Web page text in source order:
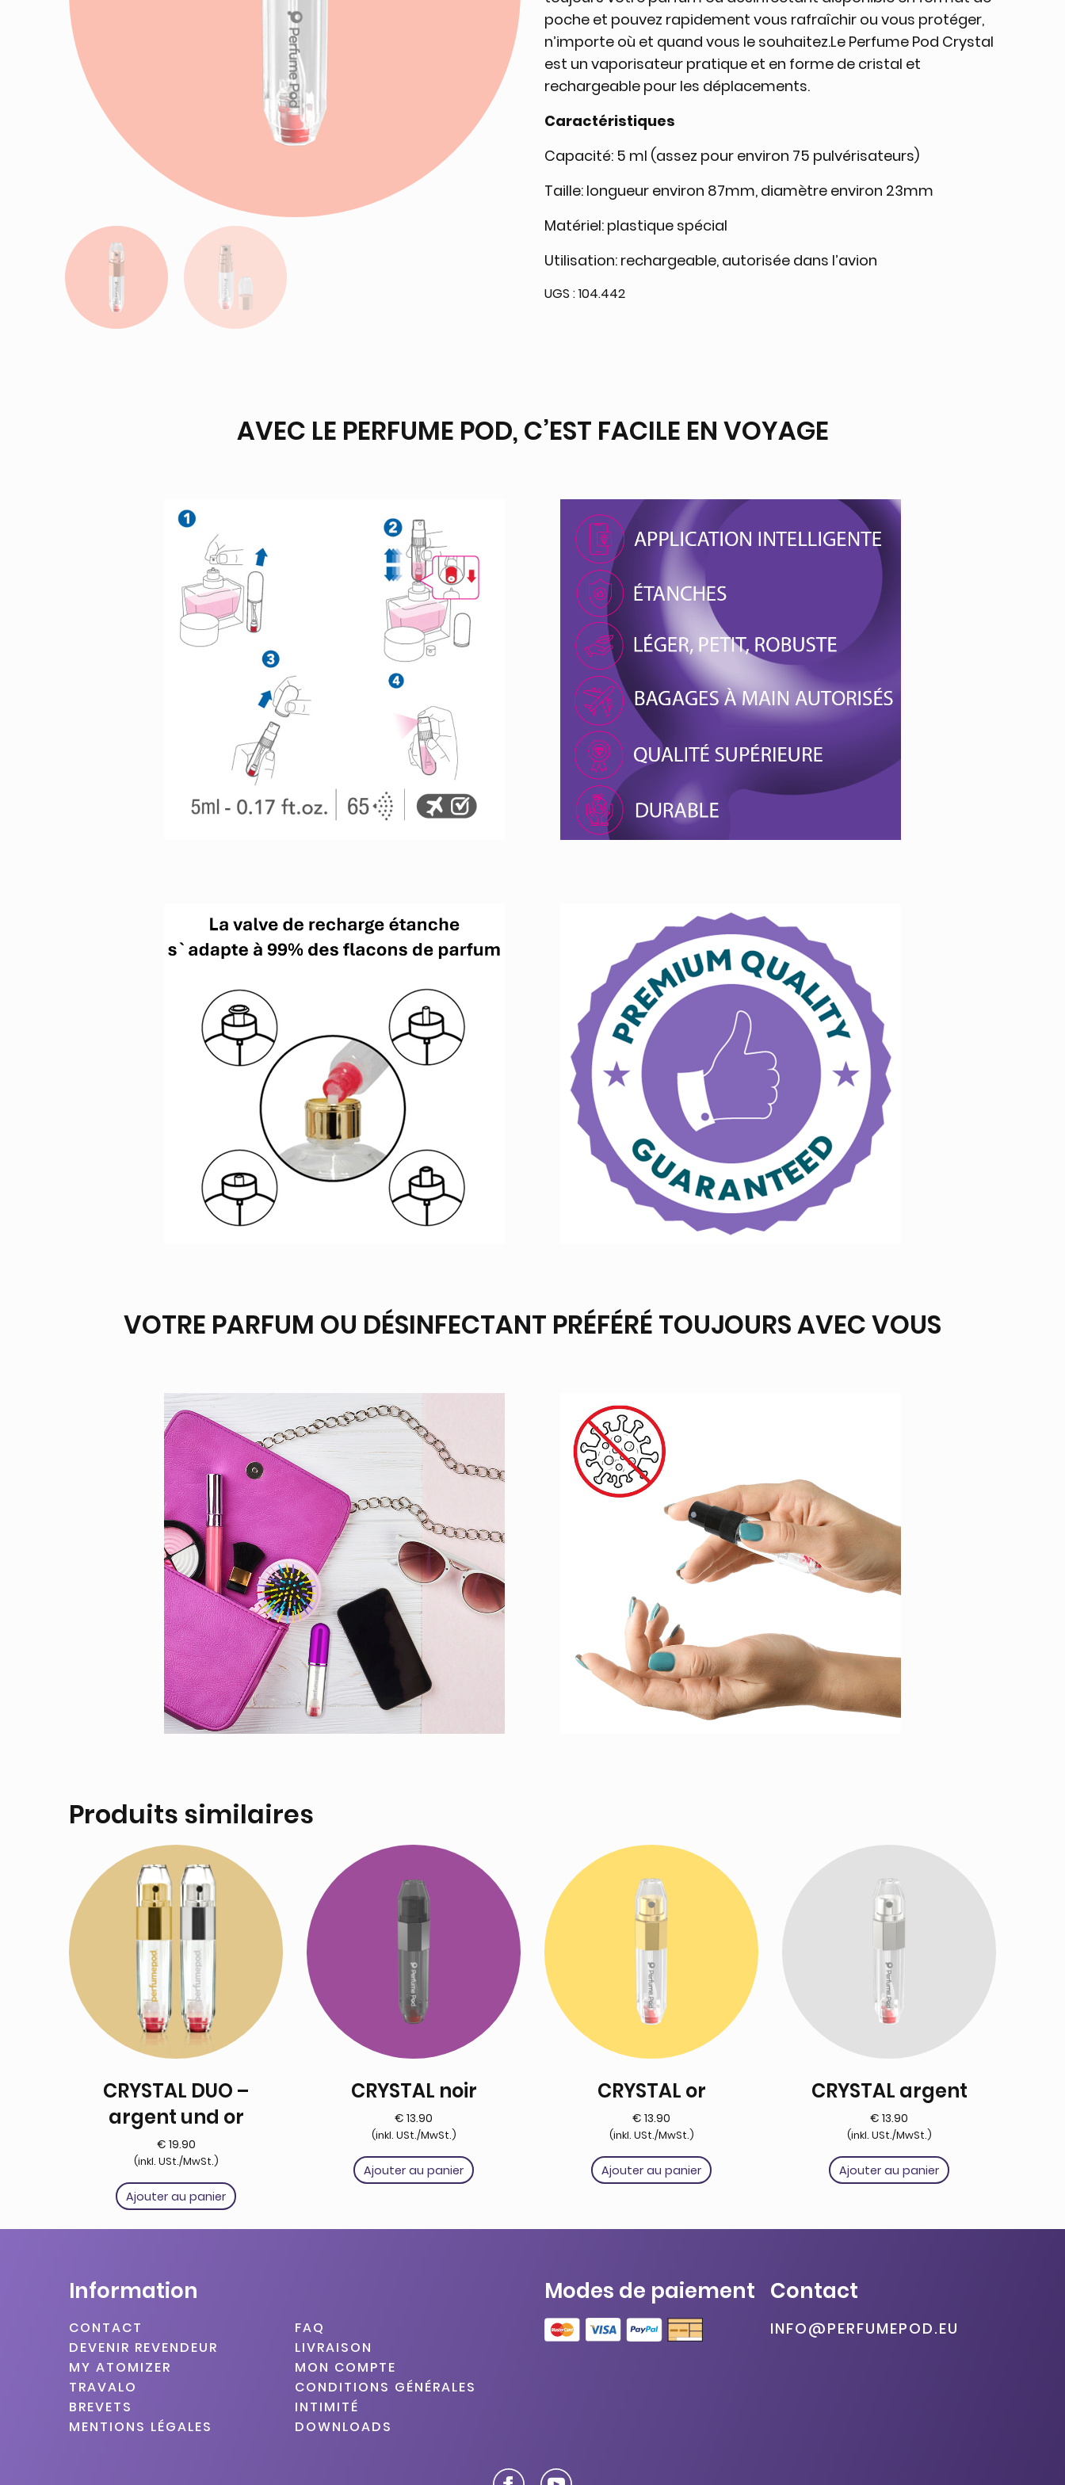
poche et pouvez rapidement vous rafraîchir ou vous protéger,
n’importe où et quand vous le souhaitez.Le Perfume Pod Crystal
est un vaporisateur pratique et en forme de cristal et
rechargeable pour les déplacements.
Caractéristiques
Capacité: 5 ml (assez pour environ 75 pulvérisateurs)
Taille: longueur environ 87mm, diamètre environ 23mm
Matériel: plastique spécial
Utilisation: rechargeable, autorisée dans l’avion
UGS :104.442
AVEC LE PERFUME POD, C’EST FACILE EN VOYAGE
VOTRE PARFUM OU DÉSINFECTANT PRÉFÉRÉ TOUJOURS AVEC VOUS
Produits similaires
CRYSTAL DUO –
argent und or
€ 19.90
(inkl. USt./MwSt.)
Ajouter au panier
CRYSTAL noir
€ 13.90
(inkl. USt./MwSt.)
Ajouter au panier
CRYSTAL or
€ 13.90
(inkl. USt./MwSt.)
Ajouter au panier
CRYSTAL argent
€ 13.90
(inkl. USt./MwSt.)
Ajouter au panier
Information
CONTACT
DEVENIR REVENDEUR
MY ATOMIZER
TRAVALO
BREVETS
MENTIONS LÉGALES
FAQ
LIVRAISON
MON COMPTE
CONDITIONS GÉNÉRALES
INTIMITÉ
DOWNLOADS
Modes de paiement Contact
INFO@PERFUMEPOD.EU